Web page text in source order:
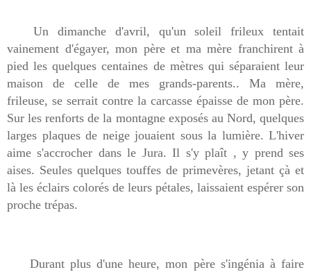
Un dimanche d'avril, qu'un soleil frileux tentait
vainement d'égayer, mon père et ma mère franchirent à
pied les quelques centaines de mètres qui séparaient leur
maison de celle de mes grands-parents.. Ma mère,
frileuse, se serrait contre la carcasse épaisse de mon père.
Sur les renforts de la montagne exposés au Nord, quelques
larges plaques de neige jouaient sous la lumière. L'hiver
aime s'accrocher dans le Jura. Il s'y plaît , y prend ses
aises. Seules quelques touffes de primevères, jetant çà et
là les éclairs colorés de leurs pétales, laissaient espérer son
proche trépas.
Durant plus d'une heure, mon père s'ingénia à faire